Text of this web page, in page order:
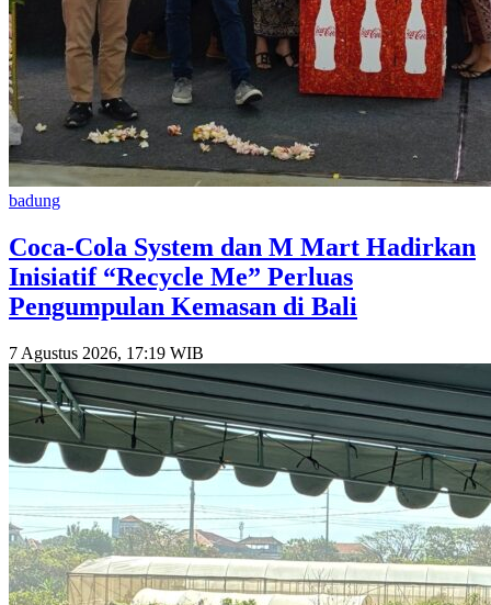
badung
Coca-Cola System dan M Mart Hadirkan
Inisiatif “Recycle Me” Perluas
Pengumpulan Kemasan di Bali
7 Agustus 2026, 17:19 WIB